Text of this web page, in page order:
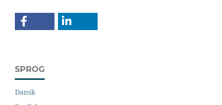
SPROG
Dansk